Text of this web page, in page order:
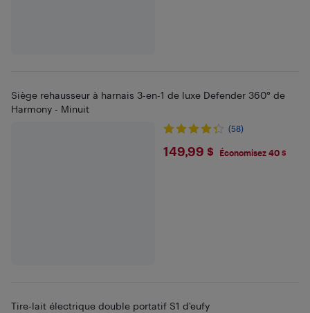
Siège rehausseur à harnais 3-en-1 de luxe Defender 360° de
Harmony - Minuit
(58)
$149.99
149,99 $ Économisez 40 $
Tire-lait électrique double portatif S1 d'eufy